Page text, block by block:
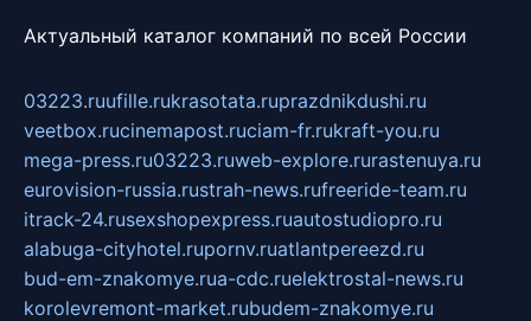
Актуальный каталог компаний по всей России
03223.ruufille.rukrasotata.ruprazdnikdushi.ru
veetbox.rucinemapost.ruciam-fr.rukraft-you.ru
mega-press.ru03223.ruweb-explore.rurastenuya.ru
eurovision-russia.rustrah-news.rufreeride-team.ru
itrack-24.rusexshopexpress.ruautostudiopro.ru
alabuga-cityhotel.rupornv.ruatlantpereezd.ru
bud-em-znakomye.rua-cdc.ruelektrostal-news.ru
korolevremont-market.rubudem-znakomye.ru